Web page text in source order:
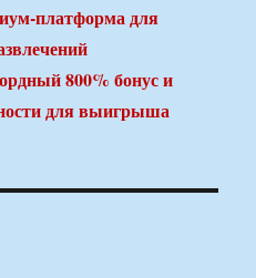
платформа для
800% бонус и
для выигрыша